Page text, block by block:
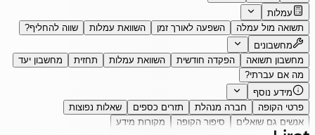
עמלות
תשואה מול עמלה
השפעה לאורך זמן השוואת עמלות
שווה להחליף?
מחשבונים
מחשבון תשואה
הפקדה חודשית השוואת עמלות תחזית
מחשבון יעד
מה אם עברתי?
מידע נוסף
פרטי הקופה
חברה מנהלת תזרים כספים
שאלות נפוצות
אנשים גם שואלים
סיפור הקופה מקורות מידע